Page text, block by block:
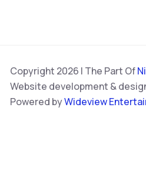
Copyright 2026 | The Part Of
Website development &
Powered byWideview